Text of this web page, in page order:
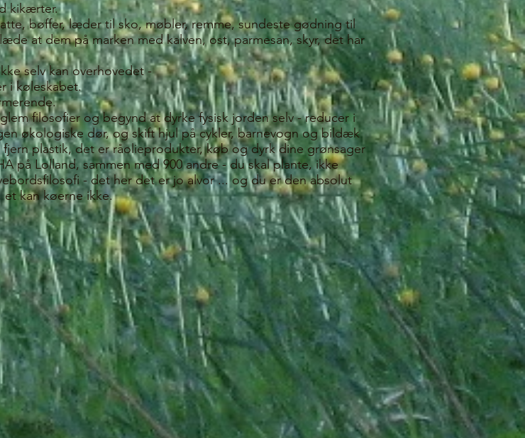
kikærter.
bøffer, læder til sko, møbler, remme, sundeste gødning til
at dem på marken med kalven, ost, parmesan, skyr, det har
selv kan overhovedet -
i køleskabet.
filosofier og begynd at dyrke fysisk jorden selv - reducer i
økologiske dør, og skift hjul på cykler, barnevogn og bildæk
plastik, det er råolieprodukter, køb og dyrk dine grønsager
på Lolland, sammen med 900 andre - du skal plante, ikke
- det her det er jo alvor ... og du er den absolut
et kan køerne ikke.